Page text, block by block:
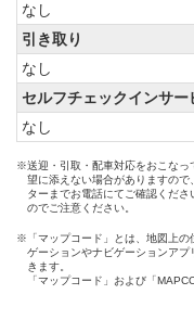
なし
引き取り
なし
セルフチェックインサー
なし
※送迎・引取・配車対応をおこなっ
望に添えない場合がありますの
ターまでお電話にてご確認くだ
のでご注意ください。
※「マップコード」とは、地図上の
ゲーションやナビゲーションア
きます。
「マップコード」および「